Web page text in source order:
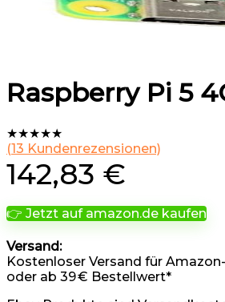
Raspberry Pi 5
★★★★★
(13 Kundenrezensionen)
142,83 €
👉 Jetzt auf amazon.de kaufen
Versand:
Kostenloser Versand für
oder ab 39 € Bestellwert*